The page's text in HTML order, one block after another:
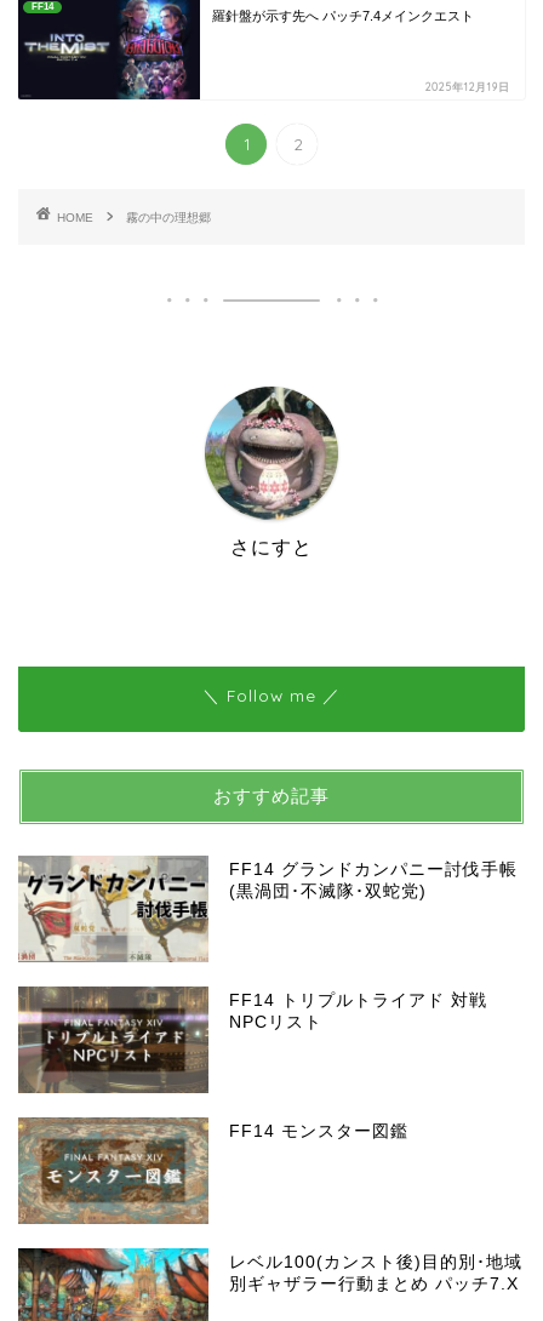
FF14
羅針盤が示す先へ パッチ7.4メインクエスト
2025年12月19日
1 2
HOME 霧の中の理想郷
さにすと
＼ Follow me ／
おすすめ記事
FF14 グランドカンパニー討伐手帳
(黒渦団･不滅隊･双蛇党)
FF14 トリプルトライアド 対戦
NPCリスト
FF14 モンスター図鑑
レベル100(カンスト後)目的別･地域
別ギャザラー行動まとめ パッチ7.X